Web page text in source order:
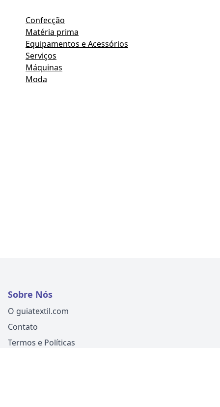
Confecção
Matéria prima
Equipamentos e Acessórios
Serviços
Máquinas
Moda
Sobre Nós
O guiatextil.com
Contato
Termos e Políticas